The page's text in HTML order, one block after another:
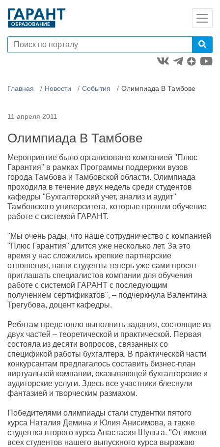
Главная Новости События Олимпиада В Тамбове
11 апреля 2011
Олимпиада В Тамбове
Мероприятие было организовано компанией "Плюс
Гарантия" в рамках Программы поддержки вузов
города Тамбова и Тамбовской области. Олимпиада
проходила в течение двух недель среди студентов
кафедры "Бухгалтерский учет, анализ и аудит"
Тамбовского университета, которые прошли обучение
работе с системой ГАРАНТ.
"Мы очень рады, что наше сотрудничество с компанией
"Плюс Гарантия" длится уже несколько лет. За это
время у нас сложились крепкие партнерские
отношения, наши студенты теперь уже сами просят
приглашать специалистов компании для обучения
работе с системой ГАРАНТ с последующим
получением сертификатов", – подчеркнула Валентина
Трегубова, доцент кафедры.
Ребятам предстояло выполнить задания, состоящие из
двух частей – теоретической и практической. Первая
состояла из десяти вопросов, связанных со
спецификой работы бухгалтера. В практической части
конкурсантам предлагалось составить бизнес-план
виртуальной компании, оказывающей бухгалтерские и
аудиторские услуги. Здесь все участники блеснули
фантазией и творческим размахом.
Победителями олимпиады стали студентки пятого
курса Наталия Демина и Юлия Анисимова, а также
студентка второго курса Анастасия Шульга. "От имени
всех студентов нашего выпускного курса выражаю